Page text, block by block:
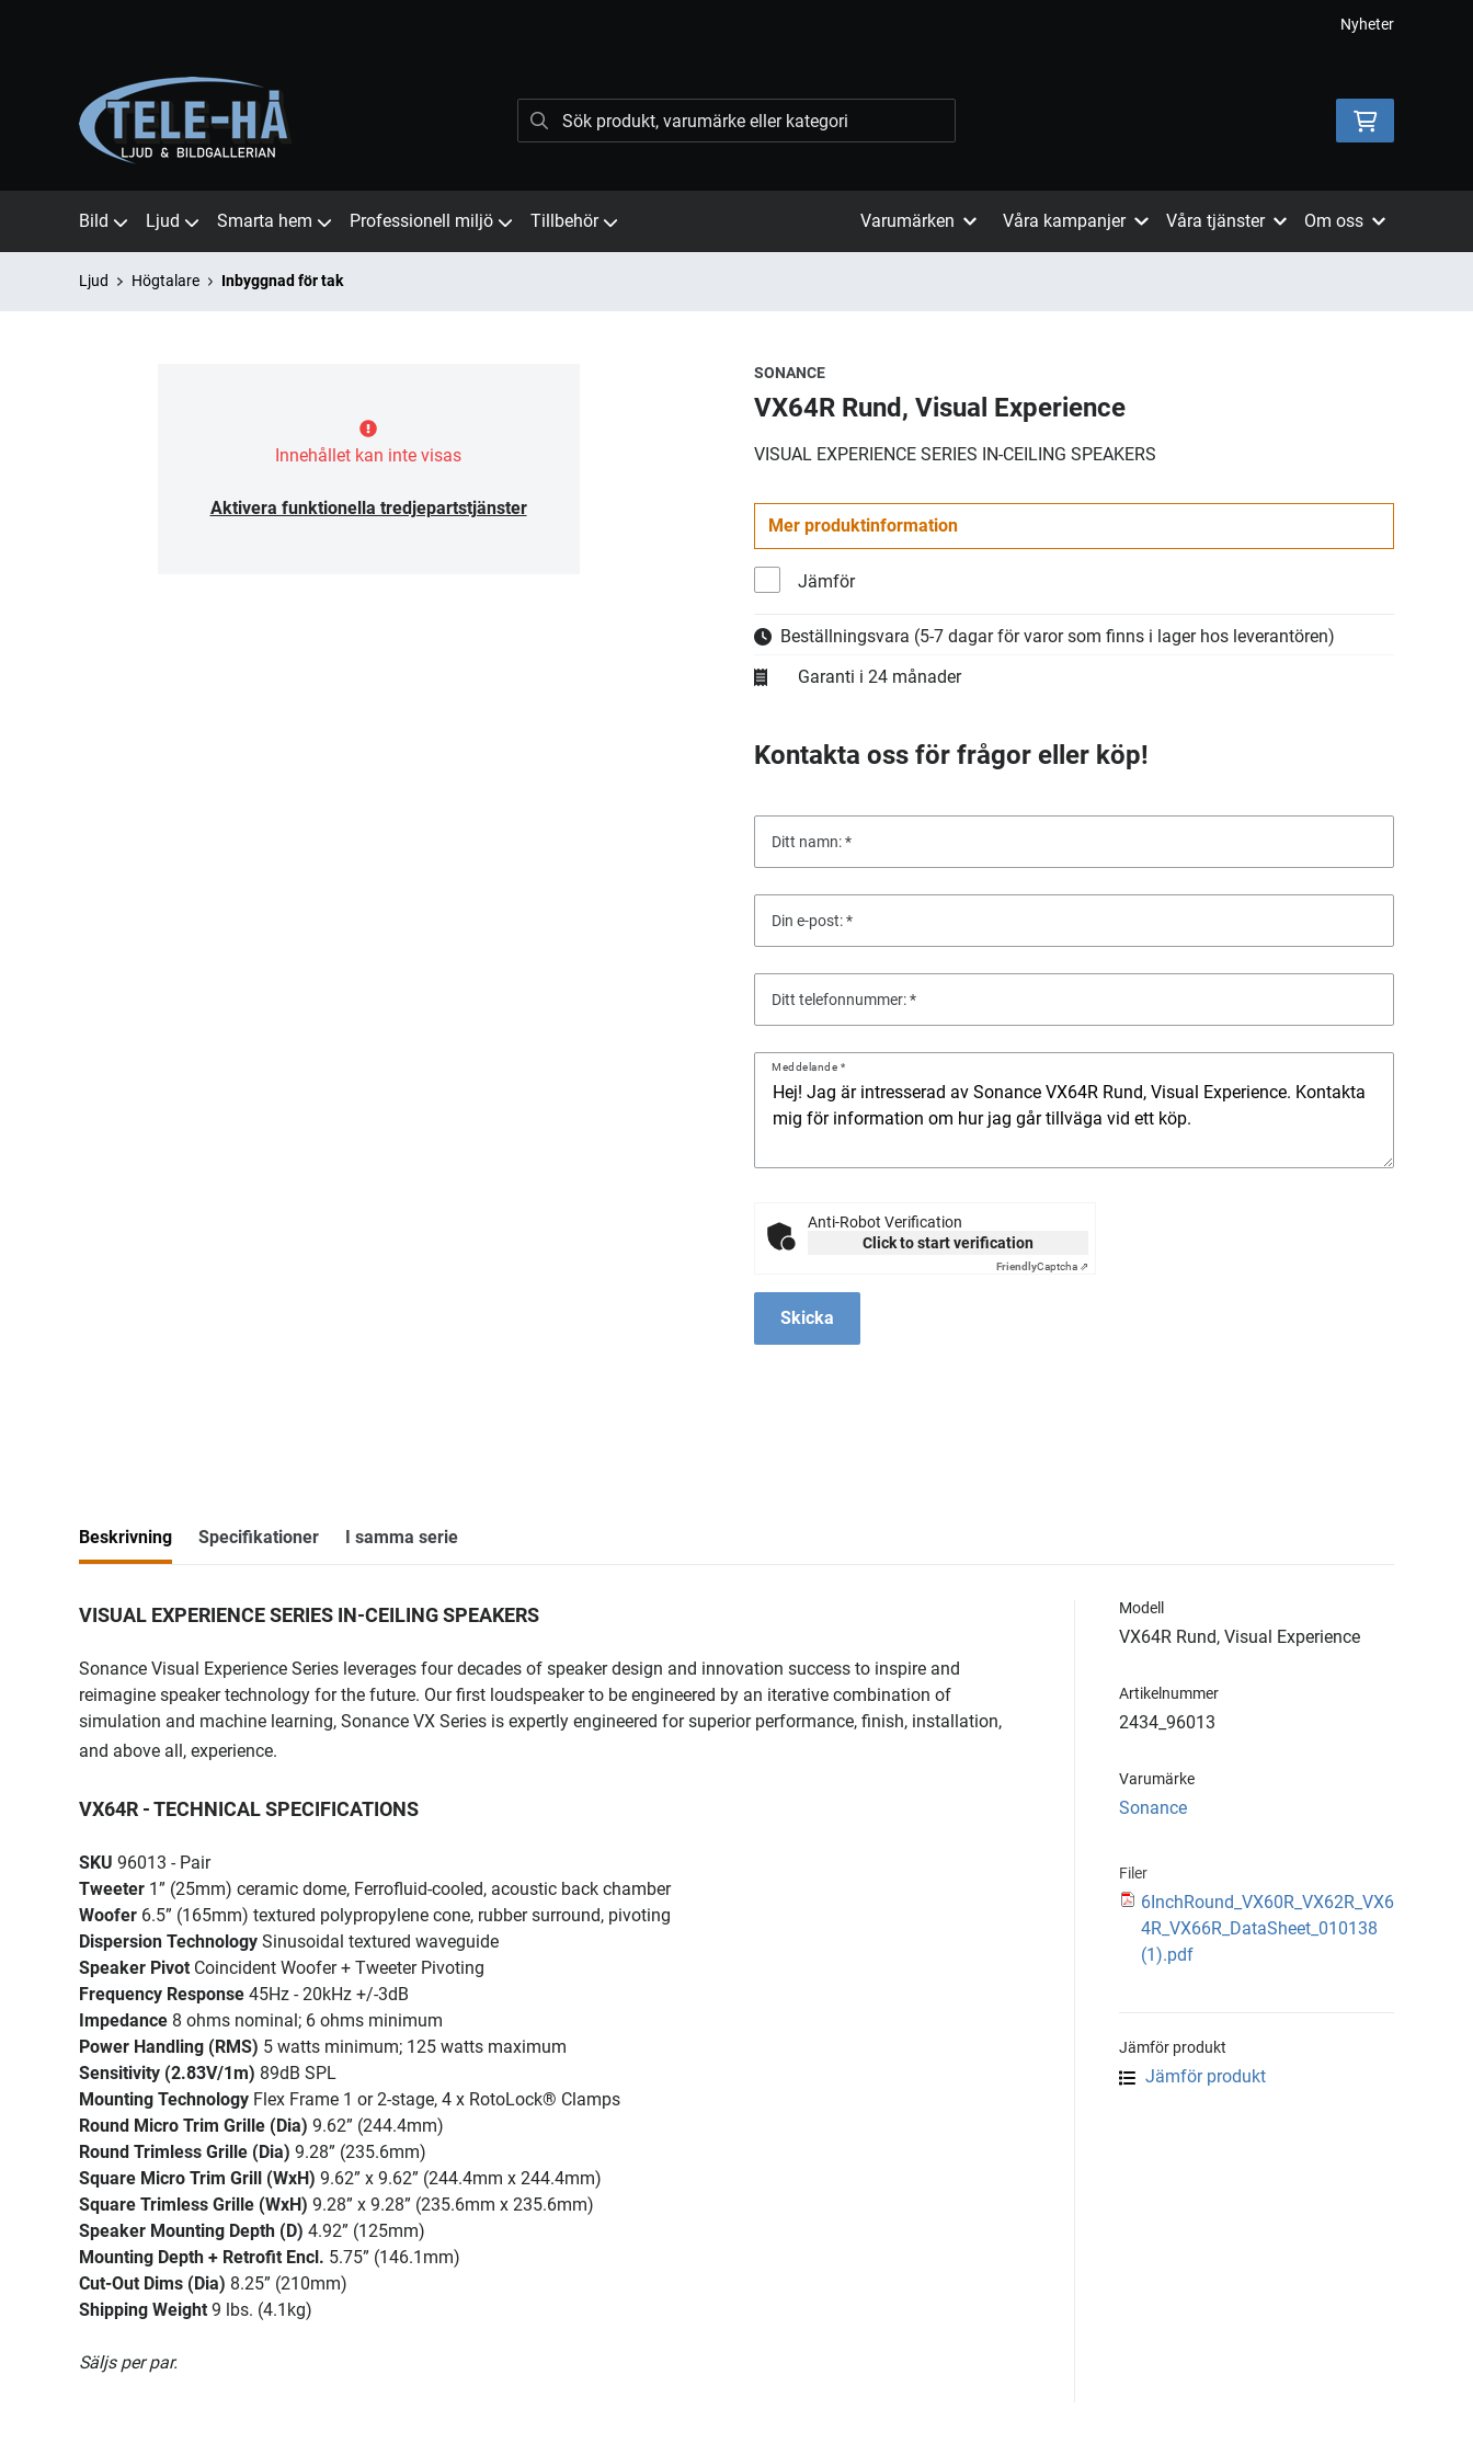
Nyheter
Bild Ljud Smarta hem Professionell miljö Tillbehör Varumärken Våra kampanjer Våra tjänster Om oss
Ljud Högtalare Inbyggnad för tak
Innehållet kan inte visas
Aktivera funktionella tredjepartstjänster
SONANCE
VX64R Rund, Visual Experience
VISUAL EXPERIENCE SERIES IN-CEILING SPEAKERS
Mer produktinformation
Jämför
Beställningsvara (5-7 dagar för varor som finns i lager hos leverantören)
Garanti i 24 månader
Kontakta oss för frågor eller köp!
Ditt namn:
Din e-post:
Ditt telefonnummer:
Meddelande
Anti-Robot Verification
Click to start verification
FriendlyCaptcha ⇗
Skicka
Beskrivning Specifikationer I samma serie
VISUAL EXPERIENCE SERIES IN-CEILING SPEAKERS
Sonance Visual Experience Series leverages four decades of speaker design and innovation success to inspire and
reimagine speaker technology for the future. Our first loudspeaker to be engineered by an iterative combination of
simulation and machine learning, Sonance VX Series is expertly engineered for superior performance, finish, installation,
and above all, experience.
VX64R - TECHNICAL SPECIFICATIONS
SKU 96013 - Pair
Tweeter 1” (25mm) ceramic dome, Ferrofluid-cooled, acoustic back chamber
Woofer 6.5” (165mm) textured polypropylene cone, rubber surround, pivoting
Dispersion Technology Sinusoidal textured waveguide
Speaker Pivot Coincident Woofer + Tweeter Pivoting
Frequency Response 45Hz - 20kHz +/-3dB
Impedance 8 ohms nominal; 6 ohms minimum
Power Handling (RMS) 5 watts minimum; 125 watts maximum
Sensitivity (2.83V/1m) 89dB SPL
Mounting Technology Flex Frame 1 or 2-stage, 4 x RotoLock® Clamps
Round Micro Trim Grille (Dia) 9.62” (244.4mm)
Round Trimless Grille (Dia) 9.28” (235.6mm)
Square Micro Trim Grill (WxH) 9.62” x 9.62” (244.4mm x 244.4mm)
Square Trimless Grille (WxH) 9.28” x 9.28” (235.6mm x 235.6mm)
Speaker Mounting Depth (D) 4.92” (125mm)
Mounting Depth + Retrofit Encl. 5.75” (146.1mm)
Cut-Out Dims (Dia) 8.25” (210mm)
Shipping Weight 9 lbs. (4.1kg)
Säljs per par.
Modell
VX64R Rund, Visual Experience
Artikelnummer
2434_96013
Varumärke
Sonance
Filer
6InchRound_VX60R_VX62R_VX6
4R_VX66R_DataSheet_010138
(1).pdf
Jämför produkt
Jämför produkt